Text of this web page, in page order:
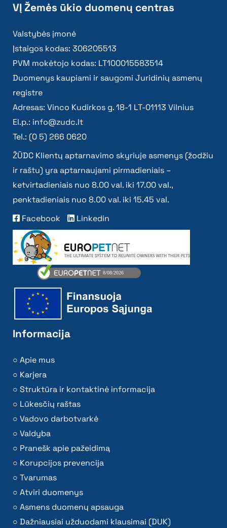
VĮ Žemės ūkio duomenų centras
Valstybės įmonė
Įstaigos kodas: 306205513
PVM mokėtojo kodas: LT100015583514
Duomenys kaupiami ir saugomi Juridinių asmenų
registre
Adresas: Vinco Kudirkos g. 18-1 LT-01113 Vilnius
El.p.: info@zudc.lt
Tel.: (0 5) 266 0620
ŽŪDC Klientų aptarnavimo skyriuje asmenys (žodžiu
ir raštu) yra aptarnaujami pirmadieniais –
ketvirtadieniais nuo 8.00 val. iki 17.00 val.,
penktadieniais nuo 8.00 val. iki 15.45 val.
Facebook
Linkedin
Informacija
Apie mus
Karjera
Struktūra ir kontaktinė informacija
Lūkesčių raštas
Vadovo darbotvarkė
Valdyba
Pranešk apie pažeidimą
Korupcijos prevencija
Tvarumas
Atviri duomenys
Asmens duomenų apsauga
Dažniausiai užduodami klausimai (DUK)